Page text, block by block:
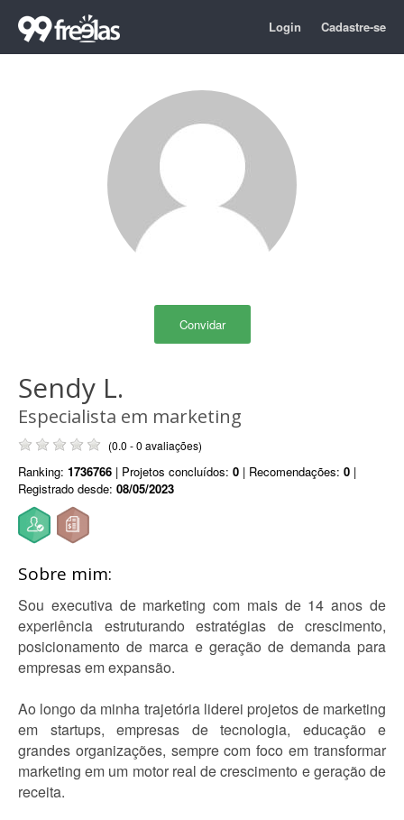
Login Cadastre-se
Convidar
Sendy L.
Especialista em marketing
(0.0 - 0 avaliações)
Ranking: 1736766 | Projetos concluídos: 0 | Recomendações: 0 |
Registrado desde: 08/05/2023
Sobre mim:
Sou executiva de marketing com mais de 14 anos de
experiência estruturando estratégias de crescimento,
posicionamento de marca e geração de demanda para
empresas em expansão.
Ao longo da minha trajetória liderei projetos de marketing
em startups, empresas de tecnologia, educação e
grandes organizações, sempre com foco em transformar
marketing em um motor real de crescimento e geração de
receita.